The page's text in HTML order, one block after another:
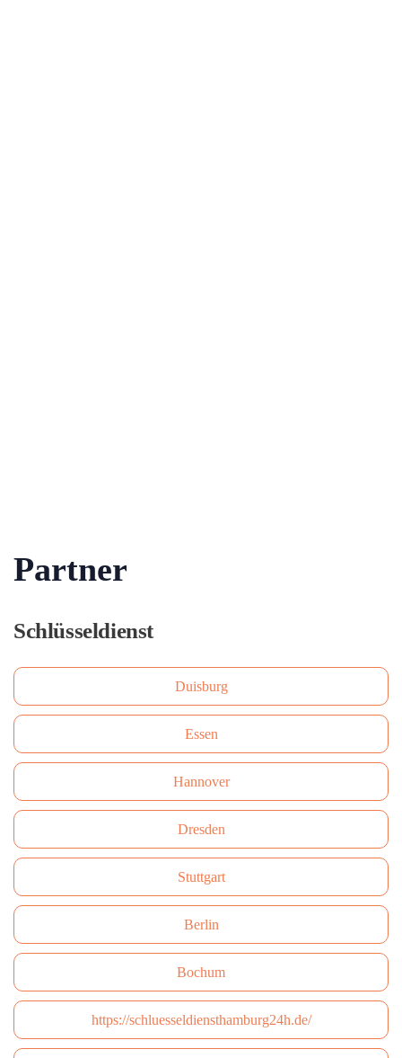
Partner
Schlüsseldienst
Duisburg
Essen
Hannover
Dresden
Stuttgart
Berlin
Bochum
https://schluesseldiensthamburg24h.de/